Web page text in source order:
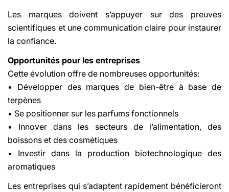
Les marques doivent s’appuyer sur des preuves
scientifiques et une communication claire pour instaurer
la confiance.
Opportunités pour les entreprises
Cette évolution offre de nombreuses opportunités:
• Développer des marques de bien-être à base de
terpènes
• Se positionner sur les parfums fonctionnels
• Innover dans les secteurs de l’alimentation, des
boissons et des cosmétiques
• Investir dans la production biotechnologique des
aromatiques
Les entreprises qui s’adaptent rapidement bénéficieront